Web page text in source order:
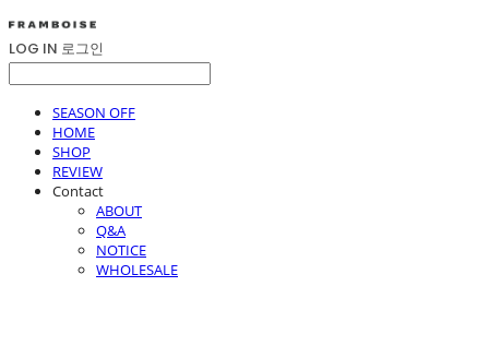
LOG IN 로그인
SEASON OFF
HOME
SHOP
REVIEW
Contact
ABOUT
Q&A
NOTICE
WHOLESALE